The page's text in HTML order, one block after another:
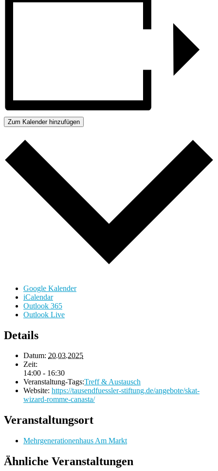
Zum Kalender hinzufügen
Google Kalender
iCalendar
Outlook 365
Outlook Live
Details
Datum: 20.03.2025
Zeit:
14:00 - 16:30
Veranstaltung-Tags:Treff & Austausch
Website: https://tausendfuessler-stiftung.de/angebote/skat-
wizard-romme-canasta/
Veranstaltungsort
Mehrgenerationenhaus Am Markt
Ähnliche Veranstaltungen